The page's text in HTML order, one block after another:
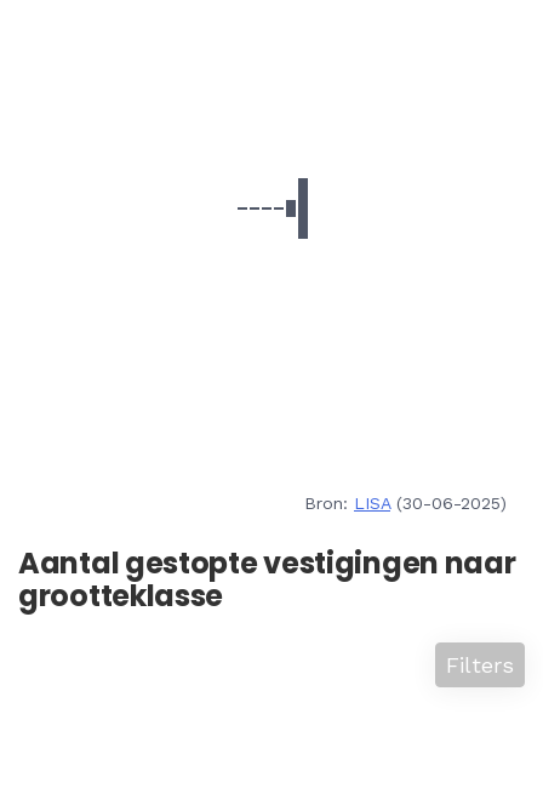
Bron: LISA(30-06-2025)
Aantal gestopte vestigingen naar
grootteklasse
Filters